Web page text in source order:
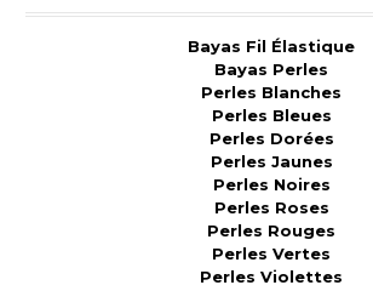
Bayas Fil Élastique
Bayas Perles
Perles Blanches
Perles Bleues
Perles Dorées
Perles Jaunes
Perles Noires
Perles Roses
Perles Rouges
Perles Vertes
Perles Violettes